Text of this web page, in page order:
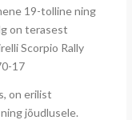
19-tolline ning
on terasest
Scorpio Rally
17
on erilist
jõudlusele.